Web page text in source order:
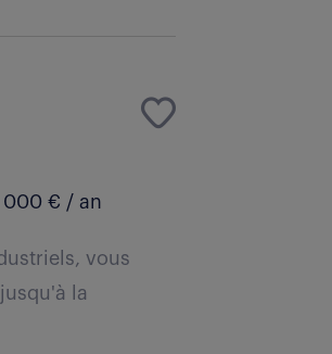
€ / an
vous
la